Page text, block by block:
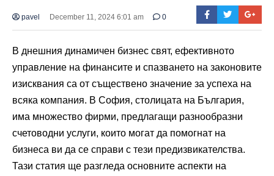
pavel December 11, 2024 6:01 am 0
В днешния динамичен бизнес свят, ефективното
управление на финансите и спазването на законовите
изисквания са от съществено значение за успеха на
всяка компания. В София, столицата на България,
има множество фирми, предлагащи разнообразни
счетоводни услуги, които могат да помогнат на
бизнеса ви да се справи с тези предизвикателства.
Тази статия ще разгледа основните аспекти на